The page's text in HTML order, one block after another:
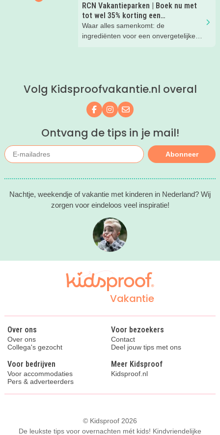
RCN Vakantieparken | Boek nu met
tot wel 35% korting een
zomervakantie!
Waar alles samenkomt: de
ingrediënten voor een onvergetelijke
Volg Kidsproofvakantie.nl overal
Volg ons op Facebook
Volg ons op Instagram
Mail ons
Ontvang de tips in je mail!
Abonneer
Nachtje, weekendje of vakantie met kinderen in Nederland? Wij
zorgen voor eindeloos veel inspiratie!
Vakantie
Over ons
Over ons
Collega's gezocht
Voor bezoekers
Contact
Deel jouw tips met ons
Voor bedrijven
Voor accommodaties
Pers & adverteerders
Meer Kidsproof
Kidsproof.nl
© Kidsproof 2026
De leukste tips voor overnachten mét kids! Kindvriendelijke